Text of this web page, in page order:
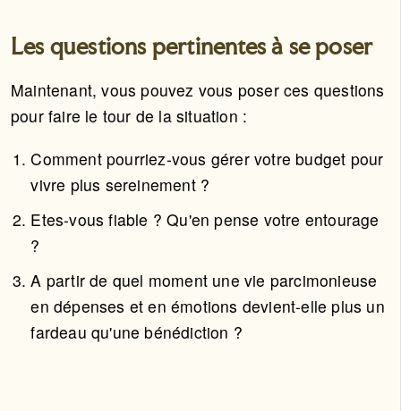
Les questions pertinentes à se poser
Maintenant, vous pouvez vous poser ces questions
pour faire le tour de la situation :
Comment pourriez-vous gérer votre budget pour
vivre plus sereinement ?
Etes-vous fiable ? Qu'en pense votre entourage
?
A partir de quel moment une vie parcimonieuse
en dépenses et en émotions devient-elle plus un
fardeau qu'une bénédiction ?